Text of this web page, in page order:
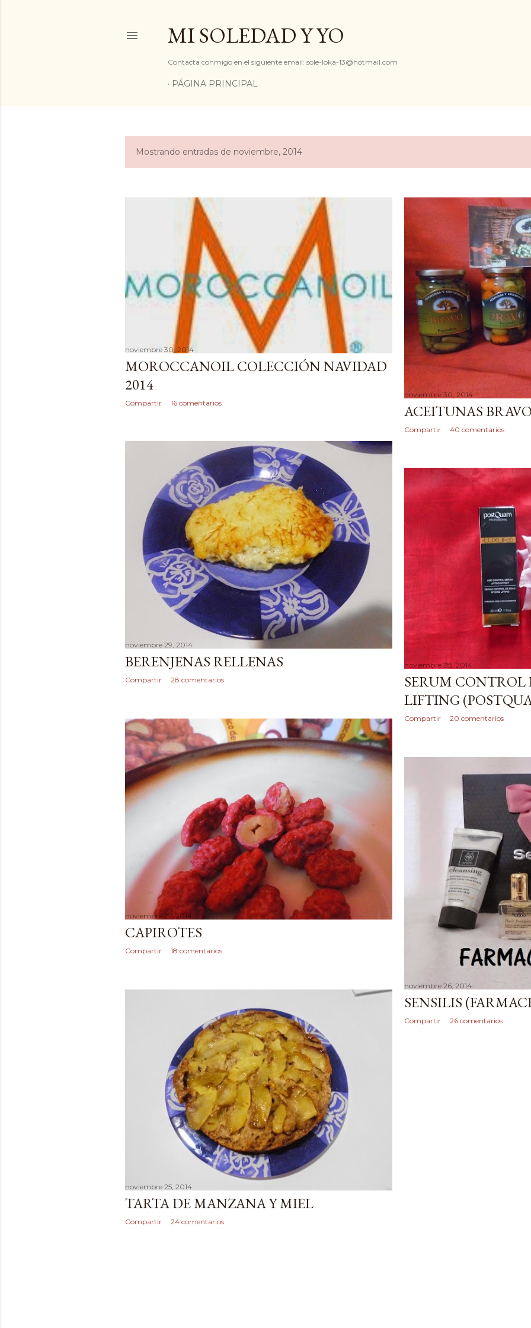
MI SOLEDAD Y YO
Contacta conmigo en el siguiente email: sole-loka-13@hotmail.com
PÁGINA PRINCIPAL
E
d
a
Mostrando entradas de noviembre, 2014
noviembre 30, 2014
MOROCCANOIL COLECCIÓN NAVIDAD
2014
Compartir 16 comentarios
noviembre 30, 2014
ACEITUNAS
Compartir 40 comentarios
noviembre 29, 2014
BERENJENAS RELLENAS
Compartir 28 comentarios
noviembre 28, 2014
SERUM CONTROL
LIFTING
Compartir 20 comentarios
noviembre 27, 2014
CAPIROTES
Compartir 18 comentarios
noviembre 26, 2014
SENSILIS
Compartir 26 comentarios
noviembre 25, 2014
TARTA DE MANZANA Y MIEL
Compartir 24 comentarios